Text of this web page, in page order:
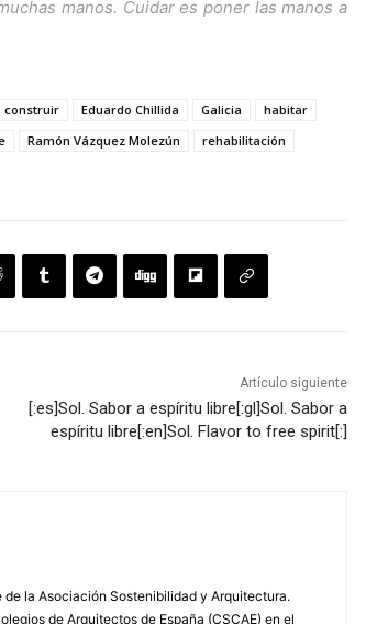
manos. Cuidar es poner las manos a
construir Eduardo Chillida Galicia
habitar
Ramón Vázquez Molezún
rehabilitación
Artículo siguiente
[:es]Sol. Sabor a espíritu libre[:gl]Sol. Sabor a
espíritu libre[:en]Sol. Flavor to free spirit[:]
la Asociación Sostenibilidad y Arquitectura.
de Arquitectos de España (CSCAE) en el